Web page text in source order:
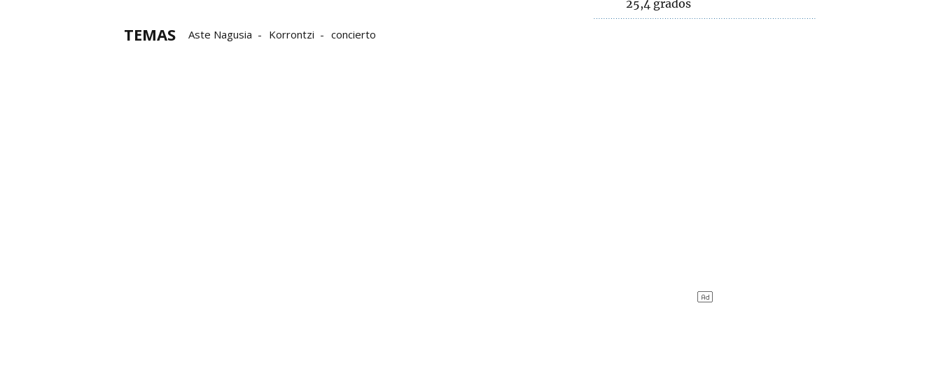
TEMAS Aste Nagusia Korrontzi concierto
25,4 grados